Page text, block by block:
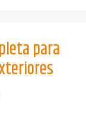
para